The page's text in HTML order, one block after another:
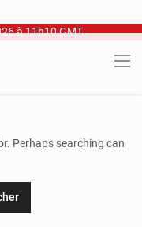
à 11h10 GMT
Perhaps searching can